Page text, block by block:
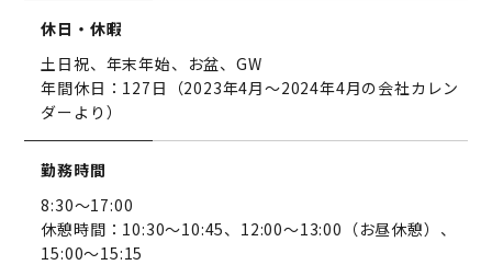
休日・休暇
土日祝、年末年始、お盆、GW
年間休日：127日（2023年4月～2024年4月の会社カレン
ダーより）
勤務時間
8:30～17:00
休憩時間：10:30～10:45、12:00～13:00（お昼休憩）、
15:00～15:15